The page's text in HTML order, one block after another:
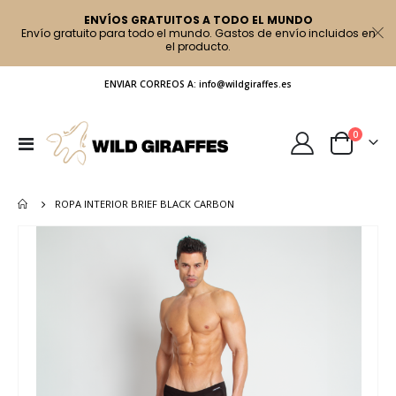
ENVÍOS GRATUITOS A TODO EL MUNDO
Envío gratuito para todo el mundo. Gastos de envío incluidos en
el producto.
ENVIAR CORREOS A: info@wildgiraffes.es
Toggle
Nav
Cart
0artículos
ROPA INTERIOR BRIEF BLACK CARBON